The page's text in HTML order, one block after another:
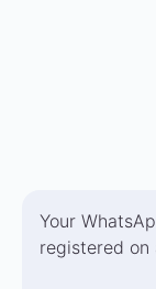
Your
registered